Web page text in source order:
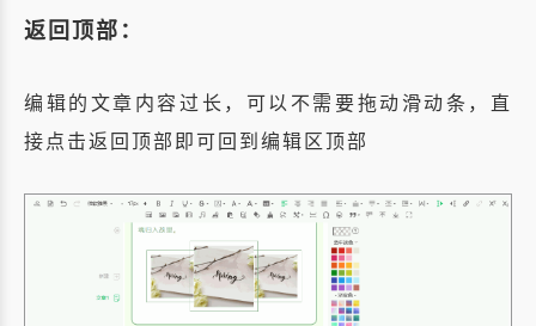
返回顶部：
编辑的文章内容过长，可以不需要拖动滑动条，直
接点击返回顶部即可回到编辑区顶部